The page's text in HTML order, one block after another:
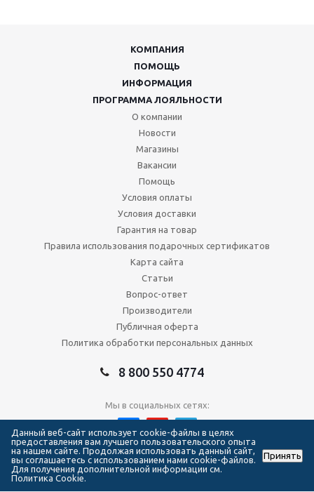
КОМПАНИЯ
ПОМОЩЬ
ИНФОРМАЦИЯ
ПРОГРАММА ЛОЯЛЬНОСТИ
О компании
Новости
Магазины
Вакансии
Помощь
Условия оплаты
Условия доставки
Гарантия на товар
Правила использования подарочных сертификатов
Карта сайта
Статьи
Вопрос-ответ
Производители
Публичная оферта
Политика обработки персональных данных
8 800 550 4774
Мы в социальных сетях:
2026 © Сеть магазинов Forma Hockey
111
Данный веб-сайт использует cookie-файлы в целях
предоставления вам лучшего пользовательского опыта
на нашем сайте. Продолжая использовать данный сайт,
вы соглашаетесь с использованием нами cookie-файлов.
Для получения дополнительной информации см.
Политика Cookie.
Принять